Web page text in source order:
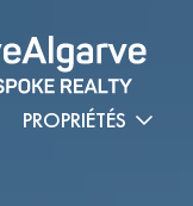
PROPRIÉTÉS